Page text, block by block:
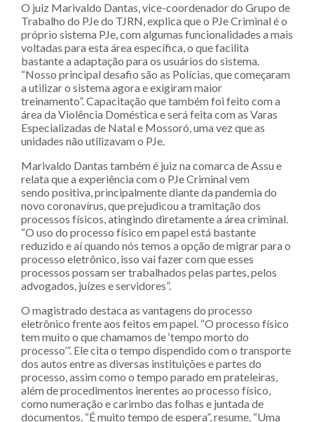
O juiz Marivaldo Dantas, vice-coordenador do Grupo de
Trabalho do PJe do TJRN, explica que o PJe Criminal é o
próprio sistema PJe, com algumas funcionalidades a mais
voltadas para esta área específica, o que facilita
bastante a adaptação para os usuários do sistema.
“Nosso principal desafio são as Polícias, que começaram
a utilizar o sistema agora e exigiram maior
treinamento”. Capacitação que também foi feito com a
área da Violência Doméstica e será feita com as Varas
Especializadas de Natal e Mossoró, uma vez que as
unidades não utilizavam o PJe.
Marivaldo Dantas também é juiz na comarca de Assu e
relata que a experiência com o PJe Criminal vem
sendo positiva, principalmente diante da pandemia do
novo coronavírus, que prejudicou a tramitação dos
processos físicos, atingindo diretamente a área criminal.
“O uso do processo físico em papel está bastante
reduzido e aí quando nós temos a opção de migrar para o
processo eletrônico, isso vai fazer com que esses
processos possam ser trabalhados pelas partes, pelos
advogados, juízes e servidores”.
O magistrado destaca as vantagens do processo
eletrônico frente aos feitos em papel. “O processo físico
tem muito o que chamamos de ‘tempo morto do
processo’”. Ele cita o tempo dispendido com o transporte
dos autos entre as diversas instituições e partes do
processo, assim como o tempo parado em prateleiras,
além de procedimentos inerentes ao processo físico,
como numeração e carimbo das folhas e juntada de
documentos. “É muito tempo de espera”, resume. “Uma